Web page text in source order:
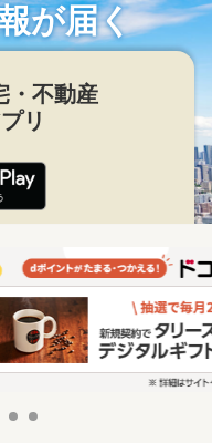
が届く
・不動産
リ